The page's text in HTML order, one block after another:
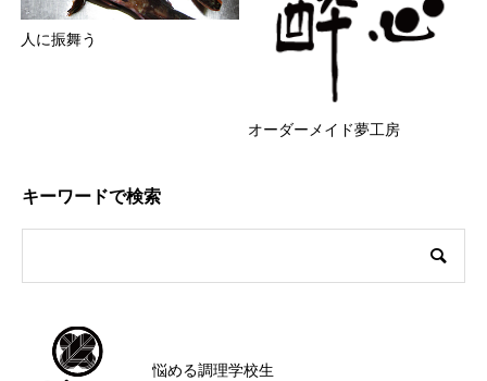
人に振舞う
オーダーメイド夢工房
キーワードで検索
悩める調理学校生